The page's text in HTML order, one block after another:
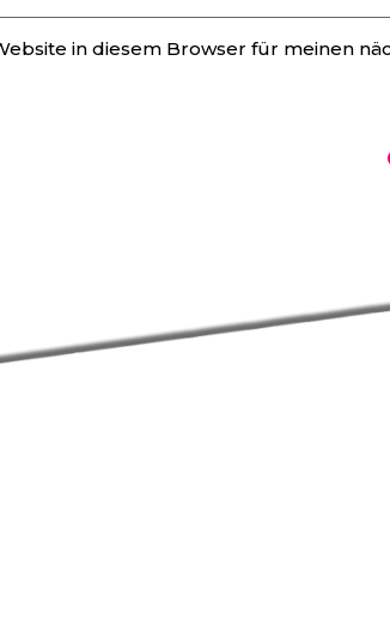
in diesem Browser für meinen